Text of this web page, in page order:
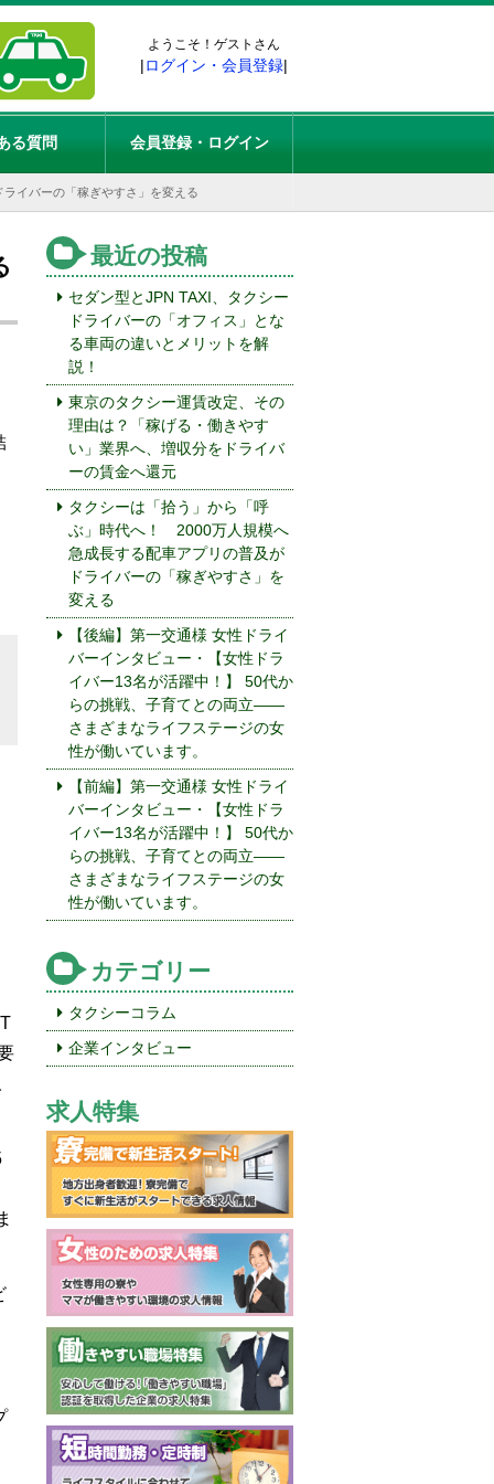
ようこそ！ゲストさん
|ログイン・会員登録|
る質問 会員登録・ログイン
イバーの「稼ぎやすさ」を変える
最近の投稿
セダン型とJPN TAXI、タクシー
ドライバーの「オフィス」とな
る車両の違いとメリットを解
説！
東京のタクシー運賃改定、その
理由は？「稼げる・働きやす
い」業界へ、増収分をドライバ
ーの賃金へ還元
タクシーは「拾う」から「呼
ぶ」時代へ！ 2000万人規模へ
急成長する配車アプリの普及が
ドライバーの「稼ぎやすさ」を
変える
【後編】第一交通様 女性ドライ
バーインタビュー・【女性ドラ
イバー13名が活躍中！】 50代か
らの挑戦、子育てとの両立——
さまざまなライフステージの女
性が働いています。
【前編】第一交通様 女性ドライ
バーインタビュー・【女性ドラ
イバー13名が活躍中！】 50代か
らの挑戦、子育てとの両立——
さまざまなライフステージの女
性が働いています。
カテゴリー
タクシーコラム
企業インタビュー
求人特集